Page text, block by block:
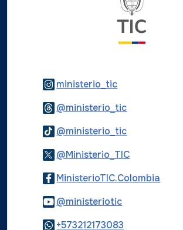
ministerio_ticLogo Instagram
@ministerio_ticLogo
@ministerio_ticLogo Tiktok
@Ministerio_TICLogo Twitter
MinisterioTIC.Colombia
@ministerioticLogo Youtube
+573212173083